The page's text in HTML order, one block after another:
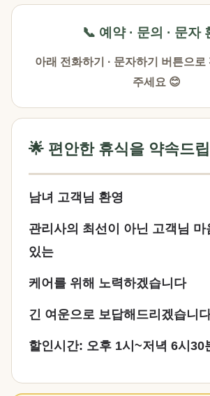
📞 예약 · 문의 · 문자
아래 전화하기 · 문자하기 버튼으로
주세요 😊
🌟 편안한 휴식을 약속드
남녀 고객님 환영
관리사의 최선이 아닌 고객님 마
있는
케어를 위해 노력하겠습니다
긴 여운으로 보답해드리겠습니
할인시간: 오후 1시~저녁 6시30